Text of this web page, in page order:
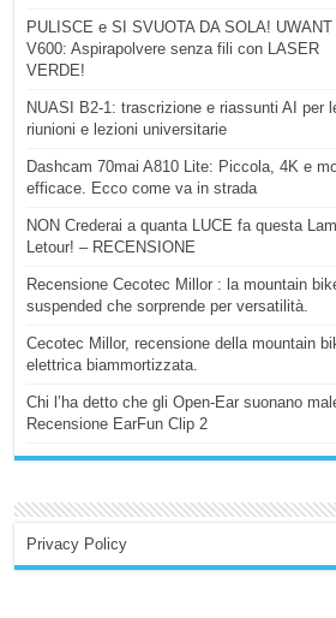
PULISCE e SI SVUOTA DA SOLA! UWANT
V600: Aspirapolvere senza fili con LASER
VERDE!
NUASI B2-1: trascrizione e riassunti AI per
riunioni e lezioni universitarie
Dashcam 70mai A810 Lite: Piccola, 4K e
efficace. Ecco come va in strada
NON Crederai a quanta LUCE fa questa
Letour! – RECENSIONE
Recensione Cecotec Millor : la mountain
suspended che sorprende per versatilità.
Cecotec Millor, recensione della mountain
elettrica biammortizzata.
Chi l’ha detto che gli Open-Ear suonano
Recensione EarFun Clip 2
Privacy Policy